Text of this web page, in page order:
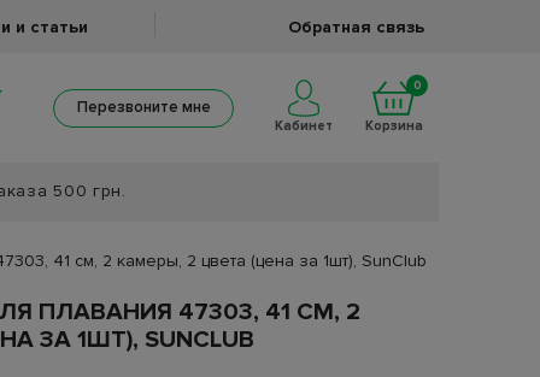
и статьи Обратная связь
Перезвоните мне
Кабинет
0
Корзина
500 грн.
41 см, 2 камеры, 2 цвета (цена за 1шт), SunClub
ПЛАВАНИЯ 47303, 41 СМ, 2
ЗА 1ШТ), SUNCLUB